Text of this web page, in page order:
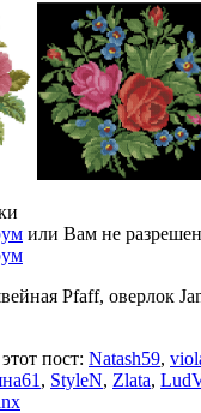
или Вам не
Pfaff, оверлок
пост: Natash59,
, StyleN, Zlata,